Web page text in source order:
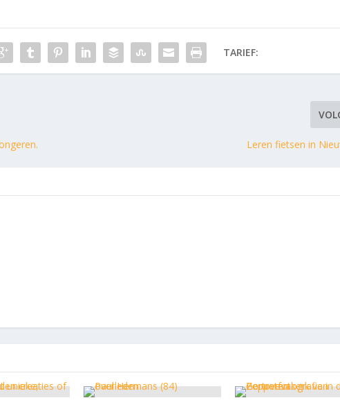
TARIEF:
Leren fietsen in